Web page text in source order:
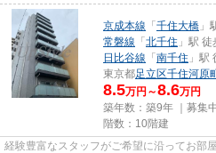
京成本線 「 千住大橋 」
常磐線 「 北千住 」駅
日比谷線 「 南千住 」駅
東京都足立区千住河原
8.5万円～8.6万円
築年数：築9年 ｜募集
階数：10階建
経験豊富なスタッフがご希望に沿ってお部